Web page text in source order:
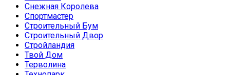
Снежная Королева
Спортмастер
Строительный Бум
Строительный Двор
Стройландия
Твой Дом
Терволина